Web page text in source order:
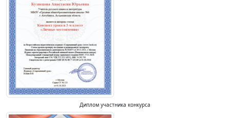
Диплом участника конкурса